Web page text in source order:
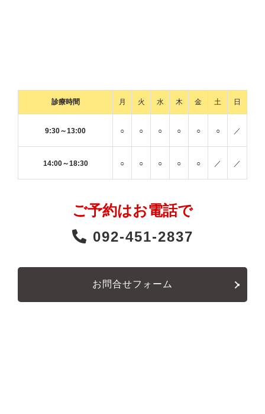
診療時間 月 火 水 木 金 土 日
9:30～13:00 ○ ○ ○ ○ ○ ○ ／
14:00～18:30 ○ ○ ○ ○ ○ ／ ／
ご予約はお電話で
092-451-2837
お問合せフォーム